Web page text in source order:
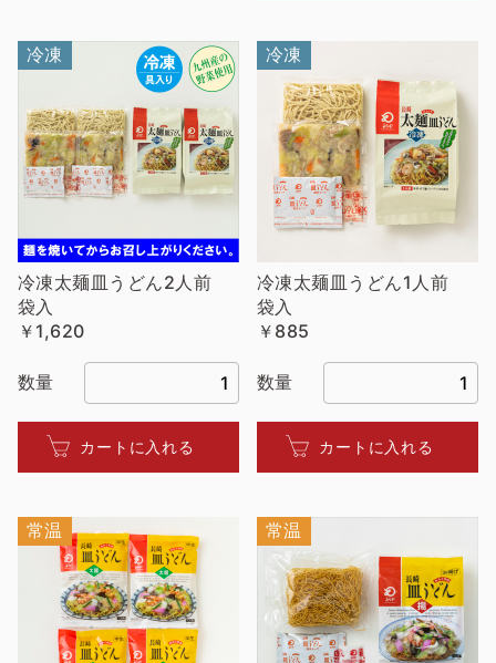
冷凍
冷凍太麺皿うどん2人前
袋入
￥1,620
数量
カートに入れる
冷凍
冷凍太麺皿うどん1人前
袋入
￥885
数量
カートに入れる
常温 常温